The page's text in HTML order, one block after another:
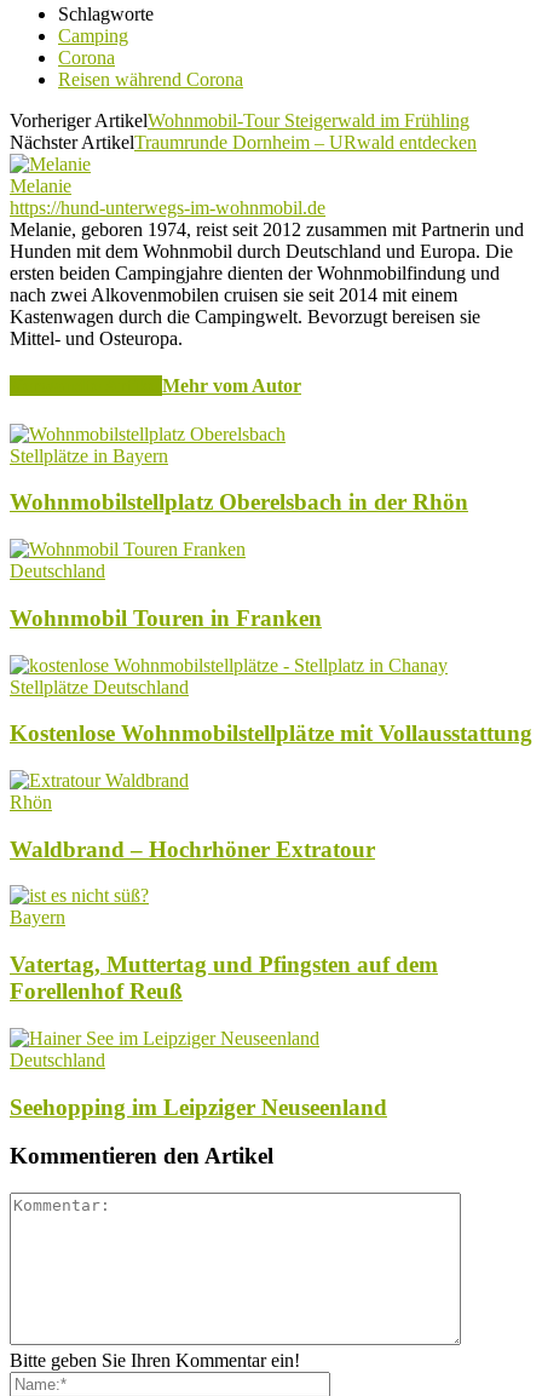
Schlagworte
Camping
Corona
Reisen während Corona
Vorheriger ArtikelWohnmobil-Tour Steigerwald im Frühling
Nächster ArtikelTraumrunde Dornheim – URwald entdecken
Melanie
https://hund-unterwegs-im-wohnmobil.de
Melanie, geboren 1974, reist seit 2012 zusammen mit Partnerin und
Hunden mit dem Wohnmobil durch Deutschland und Europa. Die
ersten beiden Campingjahre dienten der Wohnmobilfindung und
nach zwei Alkovenmobilen cruisen sie seit 2014 mit einem
Kastenwagen durch die Campingwelt. Bevorzugt bereisen sie
Mittel- und Osteuropa.
Mehr vom Autor
Stellplätze in Bayern
Wohnmobilstellplatz Oberelsbach in der Rhön
Deutschland
Wohnmobil Touren in Franken
Stellplätze Deutschland
Kostenlose Wohnmobilstellplätze mit Vollausstattung
Rhön
Waldbrand – Hochrhöner Extratour
Bayern
Vatertag, Muttertag und Pfingsten auf dem
Forellenhof Reuß
Deutschland
Seehopping im Leipziger Neuseenland
Kommentieren den Artikel
Bitte geben Sie Ihren Kommentar ein!